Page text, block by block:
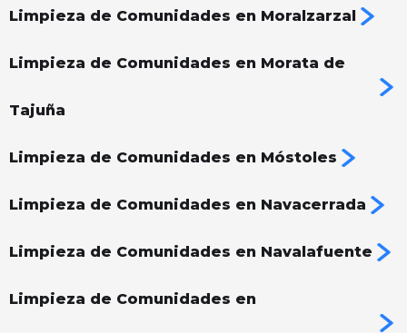
Limpieza de Comunidades en Moralzarzal
Limpieza de Comunidades en Morata de
Tajuña
Limpieza de Comunidades en Móstoles
Limpieza de Comunidades en Navacerrada
Limpieza de Comunidades en Navalafuente
Limpieza de Comunidades en